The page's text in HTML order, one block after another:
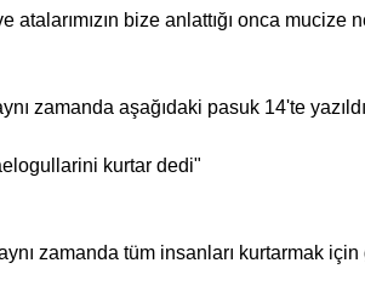
kurtar dedi"